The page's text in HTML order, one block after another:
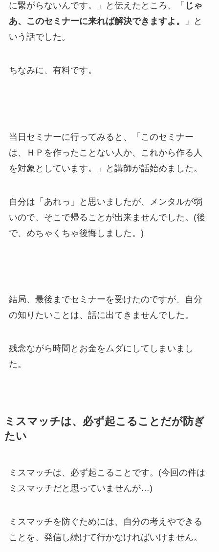
に繋がらないんです。」と伝えたところ、「 じゃ
あ、このセミナーに来れば解決できますよ。
」と
いう話でした。
ちなみに、有料です。
当日セミナーに行ってみると、「このセミナー
は、ＨＰを作ったことない人か、これから作る人
を対象としています。」と講師が話始めました。
自分は「あれっ」と思いましたが、メンタルが弱
いので、そこで帰ることが出来ませんでした。(後
で、めちゃくちゃ後悔しました。)
結局、最後までセミナーを受けたのですが、自分
の知りたいことは、話に出てきませんでした。
残念ながら時間とお金をムダにしてしまいまし
た。
ミスマッチは、必ず起こることだが防ぎ
たい
ミスマッチは、必ず起こることです。(今回の件は
ミスマッチだと思っていませんが…)
ミスマッチを防ぐためには、自分の考えやできる
ことを、発信し続けて行かなければいけません。